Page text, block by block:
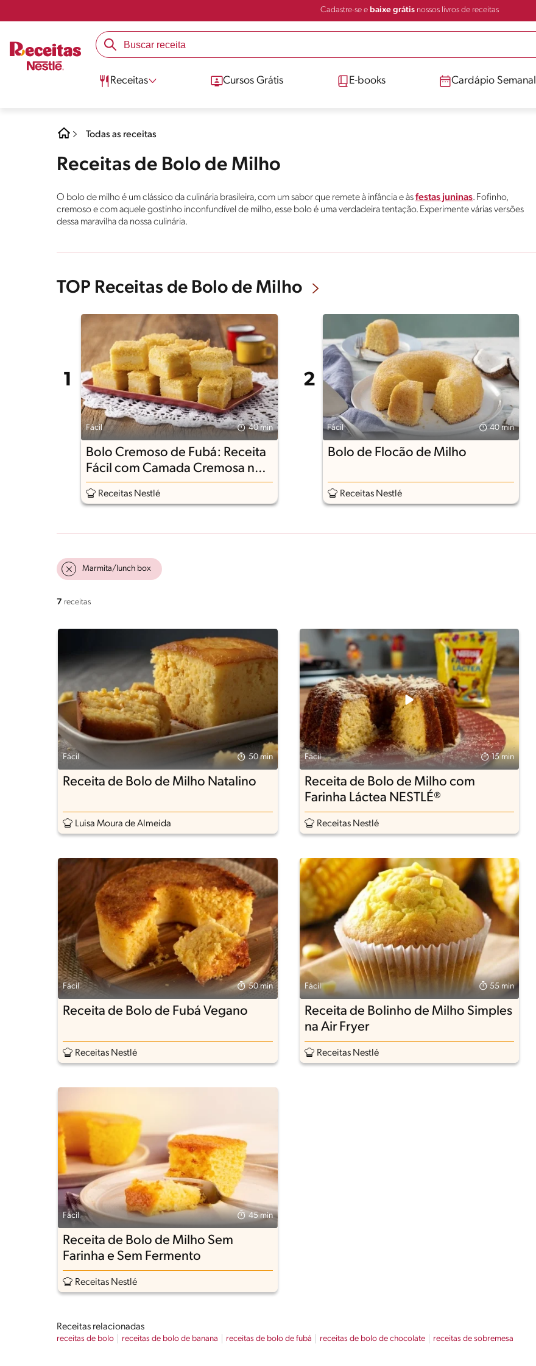
Cadastre-se e baixe grátisnossos livros de receitas
Receitas Cursos Grátis E-books Cardápio Semanal
Todas as receitas
Receitas de Bolo de Milho
O bolo de milho é um clássico da culinária brasileira, com um sabor que remete à infância e àsfestas juninas. Fofinho,
cremoso e com aquele gostinho inconfundível de milho, esse bolo é uma verdadeira tentação. Experimente várias versões
dessa maravilha da nossa culinária.
TOP Receitas de Bolo de Milho
Fácil 40 min
Bolo Cremoso de Fubá: Receita
Fácil com Camada Cremosa no
Meio
Receitas Nestlé
Fácil 40 min
Bolo de Flocão de Milho
Receitas Nestlé
Marmita/lunch box
7 receitas
Fácil 50 min
Receita de Bolo de Milho Natalino
Luisa Moura de Almeida
Fácil 15 min
Receita de Bolo de Milho com
Farinha Láctea NESTLÉ®
Receitas Nestlé
Fácil 50 min
Receita de Bolo de Fubá Vegano
Receitas Nestlé
Fácil 55 min
Receita de Bolinho de Milho Simples
na Air Fryer
Receitas Nestlé
Fácil 45 min
Receita de Bolo de Milho Sem
Farinha e Sem Fermento
Receitas Nestlé
Receitas relacionadas
receitas de bolo receitas de bolo de banana receitas de bolo de fubá receitas de bolo de chocolate receitas de sobremesa